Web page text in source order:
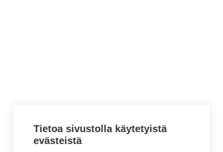
Tietoa sivustolla käytetyistä
evästeistä